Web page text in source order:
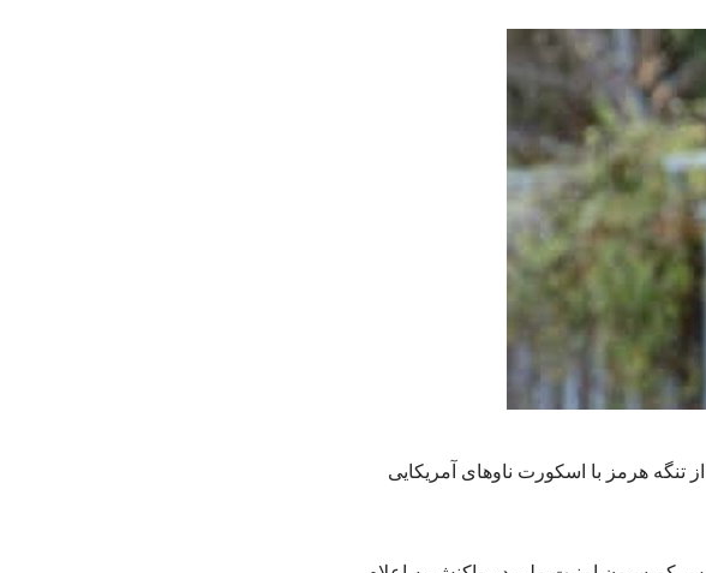
هرمز با اسکورت ناوهای آمریکایی